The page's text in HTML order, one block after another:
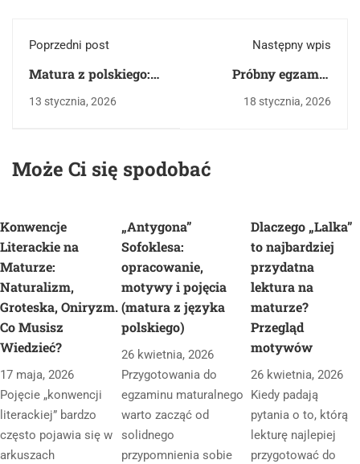
Poprzedni post
Matura z polskiego:
Oświecenie. Epoka
13 stycznia, 2026
Następny wpis
Próbny egzamin
ósmoklasisty –
pochwała optymizmu
18 stycznia, 2026
Może Ci się spodobać
Konwencje
Literackie na
Maturze:
Naturalizm,
Groteska, Oniryzm.
Co Musisz
Wiedzieć?
17 maja, 2026
Pojęcie „konwencji
literackiej” bardzo
często pojawia się w
arkuszach
„Antygona”
Sofoklesa:
opracowanie,
motywy i pojęcia
(matura z języka
polskiego)
26 kwietnia, 2026
Przygotowania do
egzaminu maturalnego
warto zacząć od
solidnego
przypomnienia sobie
Dlaczego „Lalka”
to najbardziej
przydatna
lektura na
maturze?
Przegląd
motywów
26 kwietnia, 2026
Kiedy padają
pytania o to, którą
lekturę najlepiej
przygotować do